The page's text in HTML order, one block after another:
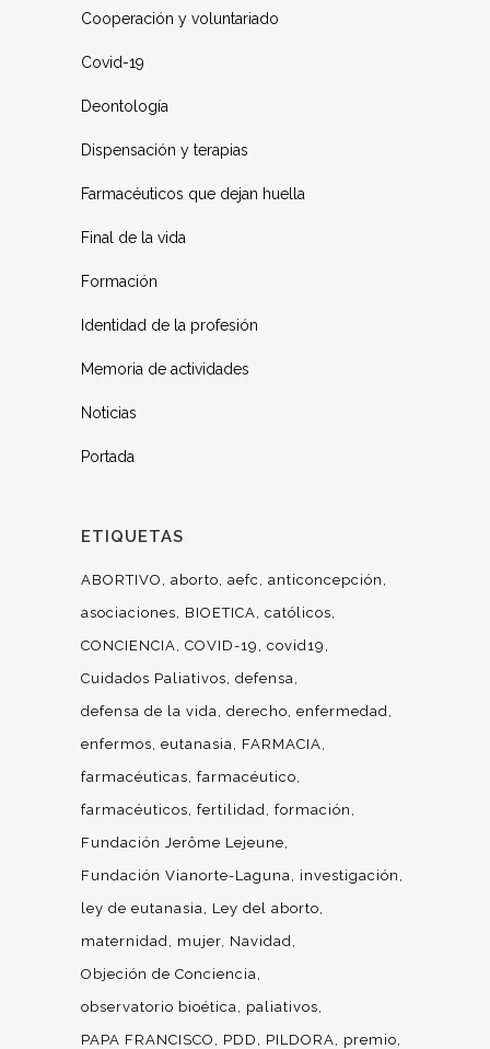
Cooperación y voluntariado
Covid-19
Deontología
Dispensación y terapias
Farmacéuticos que dejan huella
Final de la vida
Formación
Identidad de la profesión
Memoria de actividades
Noticias
Portada
ETIQUETAS
ABORTIVO aborto aefc
anticoncepción
asociaciones
BIOETICA católicos
CONCIENCIA COVID-19
covid19
Cuidados Paliativos defensa
defensa de la vida derecho enfermedad
enfermos eutanasia
FARMACIA
farmacéuticas farmacéutico
farmacéuticos fertilidad formación
Fundación Jerôme Lejeune
Fundación Vianorte-Laguna
investigación
ley de eutanasia
Ley del aborto
maternidad
mujer Navidad
Objeción de Conciencia
observatorio bioética
paliativos
PAPA FRANCISCO
PDD PILDORA
premio